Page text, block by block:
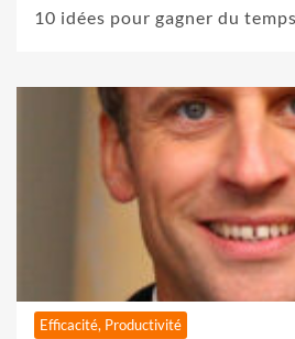
10 idées pour gagner du
Efficacité, Productivité